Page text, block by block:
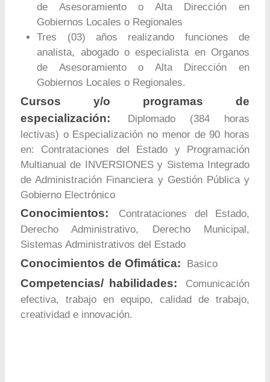
de Asesoramiento o Alta Dirección en
Gobiernos Locales o Regionales
Tres (03) años realizando funciones de
analista, abogado o especialista en Organos
de Asesoramiento o Alta Dirección en
Gobiernos Locales o Regionales.
Cursos y/o programas de
especialización:
Diplomado (384 horas
lectivas) o Especialización no menor de 90 horas
en: Contrataciones del Estado y Programación
Multianual de INVERSIONES y Sistema Integrado
de Administración Financiera y Gestión Pública y
Gobierno Electrónico
Conocimientos:
Contrataciones del Estado,
Derecho Administrativo, Derecho Municipal,
Sistemas Administrativos del Estado
Conocimientos de Ofimática: Basico
Competencias/ habilidades:
Comunicación
efectiva, trabajo en equipo, calidad de trabajo,
creatividad e innovación.